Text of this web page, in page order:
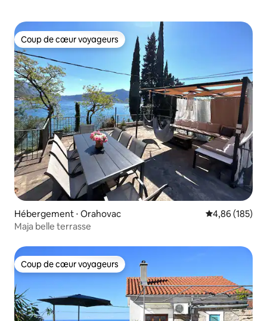
Coup de cœur voyageurs
Coup de cœur voyageurs
Hébergement ⋅ Orahovac Évaluation
4,86 (185)
Maja belle terrasse
Coup de cœur voyageurs
Coup de cœur voyageurs